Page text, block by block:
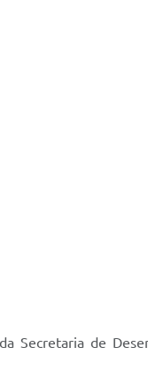
Secretaria de